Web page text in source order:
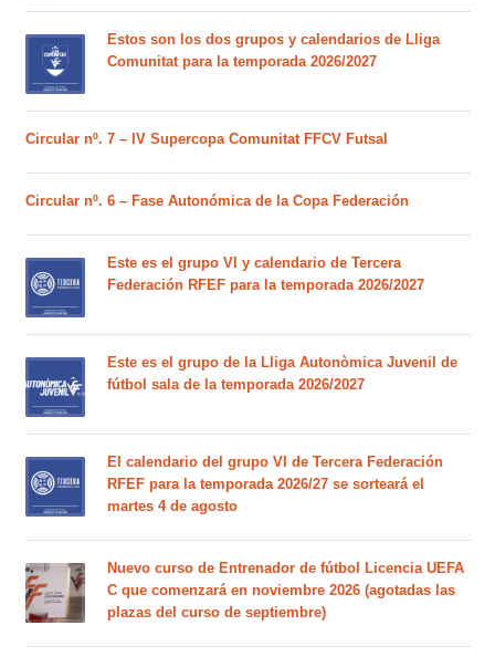
Estos son los dos grupos y calendarios de Lliga
Comunitat para la temporada 2026/2027
Circular nº. 7 – IV Supercopa Comunitat FFCV Futsal
Circular nº. 6 – Fase Autonómica de la Copa Federación
Este es el grupo VI y calendario de Tercera
Federación RFEF para la temporada 2026/2027
Este es el grupo de la Lliga Autonòmica Juvenil de
fútbol sala de la temporada 2026/2027
El calendario del grupo VI de Tercera Federación
RFEF para la temporada 2026/27 se sorteará el
martes 4 de agosto
Nuevo curso de Entrenador de fútbol Licencia UEFA
C que comenzará en noviembre 2026 (agotadas las
plazas del curso de septiembre)